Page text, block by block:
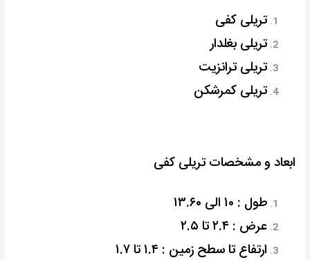
تریلی کفی
تریلی بغلدار
تریلی ترانزیت
تریلی کمرشکن
ابعاد و مشخصات تریلی کفی
طول : ۱۰ الی ۱۳.۶۰
عرض : ۲.۴ تا ۲.۵
ارتفاع تا سطح زمین : ۱.۴ تا ۱.۷